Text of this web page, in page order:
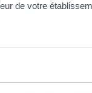
de votre